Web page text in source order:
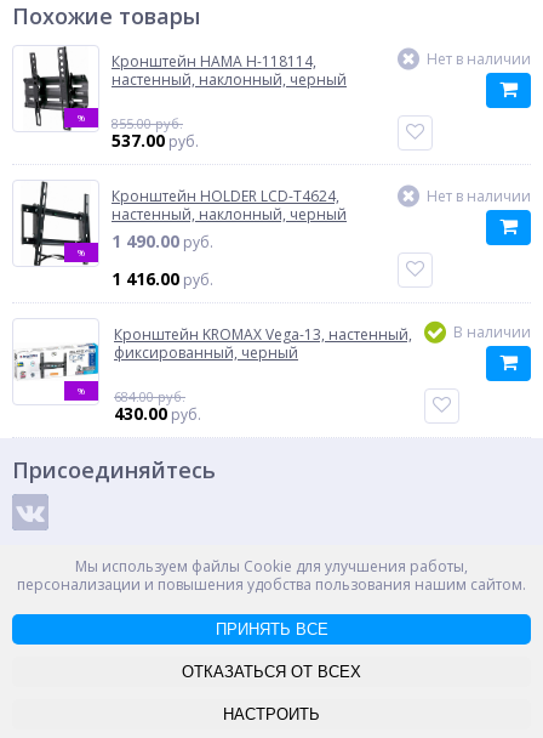
Похожие товары
%
Кронштейн HAMA H-118114,
настенный, наклонный, черный
855.00 руб.
537.00 руб.
Нет в наличии
%
Кронштейн HOLDER LCD-T4624,
настенный, наклонный, черный
1 490.00 руб.
1 416.00 руб.
Нет в наличии
%
Кронштейн KROMAX Vega-13, настенный,
фиксированный, черный
684.00 руб.
430.00 руб.
В наличии
Мы используем файлы Cookie для улучшения работы,
персонализации и повышения удобства пользования нашим сайтом.
ПРИНЯТЬ ВСЕ
ОТКАЗАТЬСЯ ОТ ВСЕХ
НАСТРОИТЬ
Присоединяйтесь
Способы оплаты
Россия, Великий Новгород, пр. Александра Корсунова 14А